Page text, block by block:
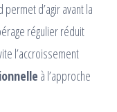
d’agir avant la
régulier réduit
l’accroissement
à l’approche